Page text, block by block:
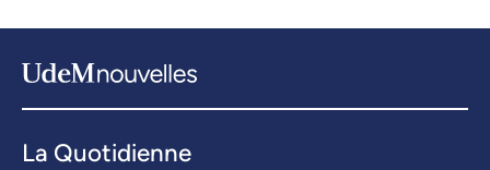
La Quotidienne